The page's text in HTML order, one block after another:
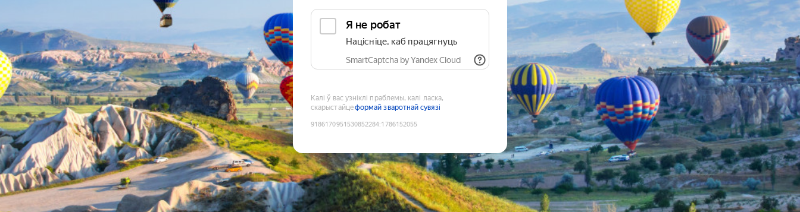
Я не робат
Націсніце, каб працягнуць
SmartCaptcha by Yandex Cloud
Калі ў вас узніклі праблемы, калі ласка,
скарыстайцеформай зваротнай сувязі
9186170951530852284:1786152055